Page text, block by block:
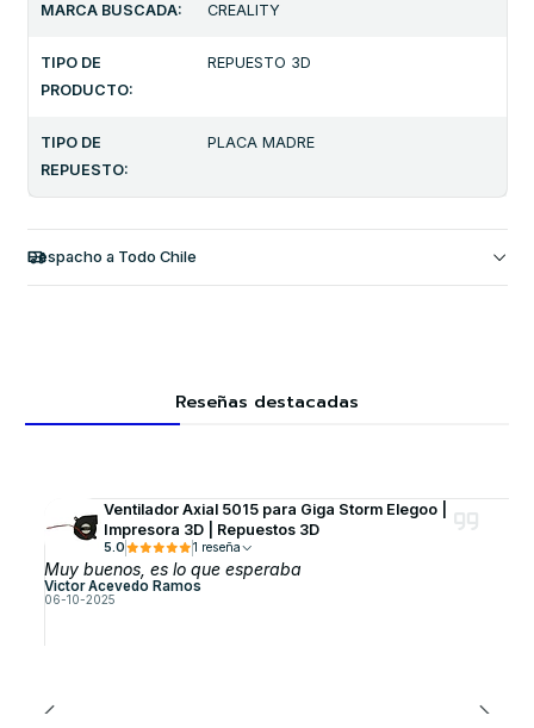
MARCA BUSCADA: CREALITY
TIPO DE
PRODUCTO:
REPUESTO 3D
TIPO DE
REPUESTO:
PLACA MADRE
Despacho a Todo Chile
Reseñas destacadas
Ventilador Axial 5015 para Giga Storm Elegoo |
Impresora 3D | Repuestos 3D
5.0 1 reseña
Muy buenos, es lo que esperaba
Victor Acevedo Ramos
06-10-2025